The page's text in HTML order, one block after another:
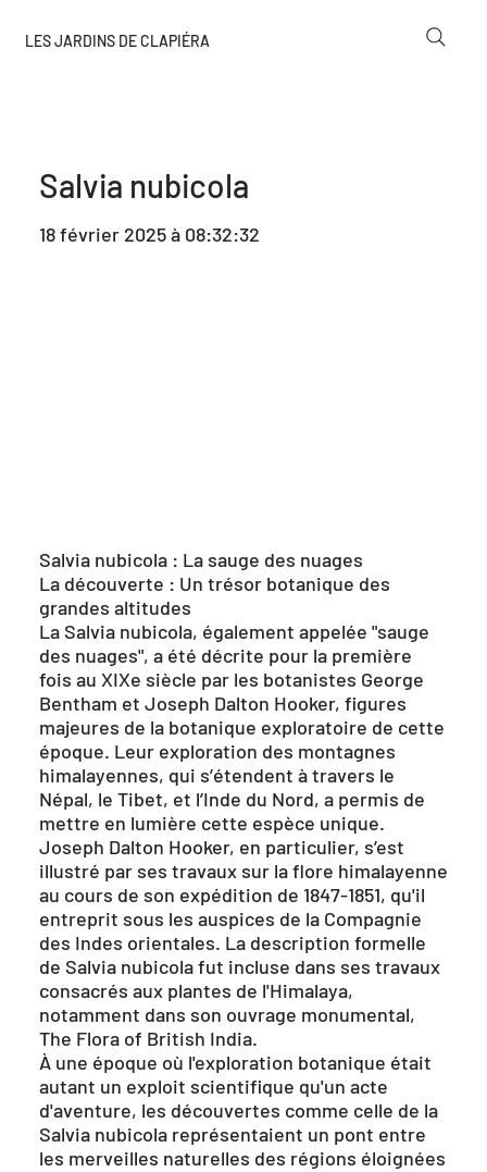
LES JARDINS DE CLAPIÉRA
Salvia nubicola
18 février 2025 à 08:32:32
Salvia nubicola : La sauge des nuages
La découverte : Un trésor botanique des
grandes altitudes
La Salvia nubicola, également appelée "sauge
des nuages", a été décrite pour la première
fois au XIXe siècle par les botanistes George
Bentham et Joseph Dalton Hooker, figures
majeures de la botanique exploratoire de cette
époque. Leur exploration des montagnes
himalayennes, qui s’étendent à travers le
Népal, le Tibet, et l’Inde du Nord, a permis de
mettre en lumière cette espèce unique.
Joseph Dalton Hooker, en particulier, s’est
illustré par ses travaux sur la flore himalayenne
au cours de son expédition de 1847-1851, qu'il
entreprit sous les auspices de la Compagnie
des Indes orientales. La description formelle
de Salvia nubicola fut incluse dans ses travaux
consacrés aux plantes de l'Himalaya,
notamment dans son ouvrage monumental,
The Flora of British India.
À une époque où l'exploration botanique était
autant un exploit scientifique qu'un acte
d'aventure, les découvertes comme celle de la
Salvia nubicola représentaient un pont entre
les merveilles naturelles des régions éloignées